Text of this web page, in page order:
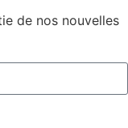
de nos nouvelles